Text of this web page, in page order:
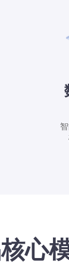
心